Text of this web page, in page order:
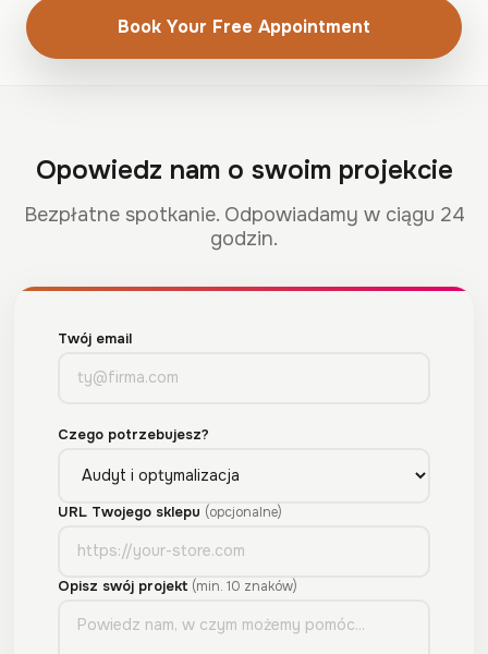
Book Your Free Appointment
Opowiedz nam o swoim projekcie
Bezpłatne spotkanie. Odpowiadamy w ciągu 24
godzin.
Twój email
Czego potrzebujesz?
URL Twojego sklepu (opcjonalne)
Opisz swój projekt (min. 10 znaków)